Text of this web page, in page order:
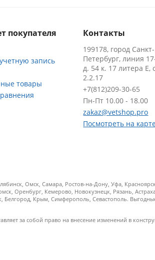
покупателя
запись
товары
Контакты
199178, город Санкт-
Петербург, линия
д. 54 к. 17 литера Е,
2.2.17
+7(812)209-30-65
Пн-Пт 10.00 - 18.00
zakaz@vetshop.pro
Посмотреть на
Омск, Самара, Ростов-на-Дону, Уфа,
Оренбург, Кемерово, Новокузнецк, Рязань,
Белгород, Крым, Симферополь, Севастополь.
за собой право на внесение изменений в